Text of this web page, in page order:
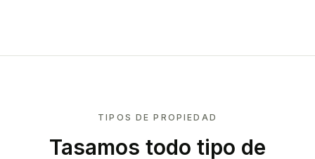
TIPOS DE PROPIEDAD
Tasamos todo tipo de